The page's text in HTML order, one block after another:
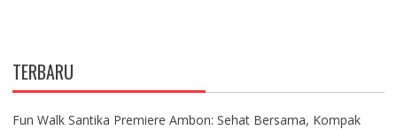
TERBARU
Fun Walk Santika Premiere Ambon: Sehat Bersama, Kompak